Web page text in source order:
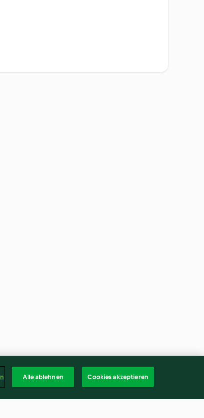
Alle ablehnen Cookies akzeptieren